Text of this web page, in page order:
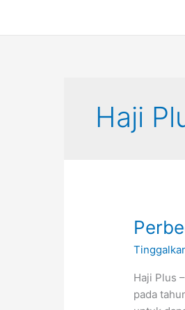
Haji
Haji Plus
pada
Plus
dan
Haji
Reguler